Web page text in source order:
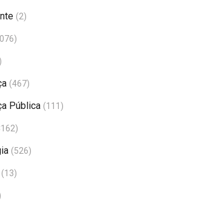
(2)
(467)
Pública (111)
(526)
(13)